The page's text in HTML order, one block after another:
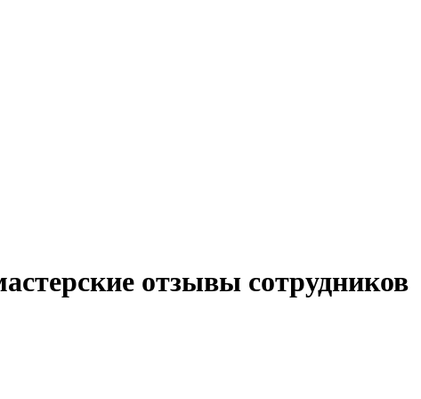
отзывы сотрудников